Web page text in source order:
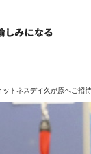
ットネスデイ久が原へご招待